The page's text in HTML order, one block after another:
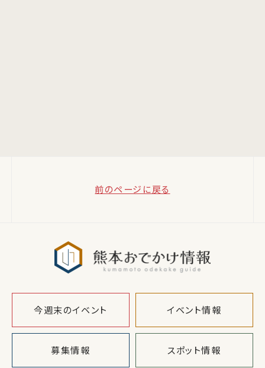
前のページに戻る
今週末のイベント イベント情報
募集情報 スポット情報